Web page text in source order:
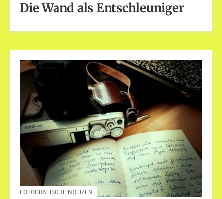
Die Wand als Entschleuniger
FOTOGRAFISCHE NOTIZEN